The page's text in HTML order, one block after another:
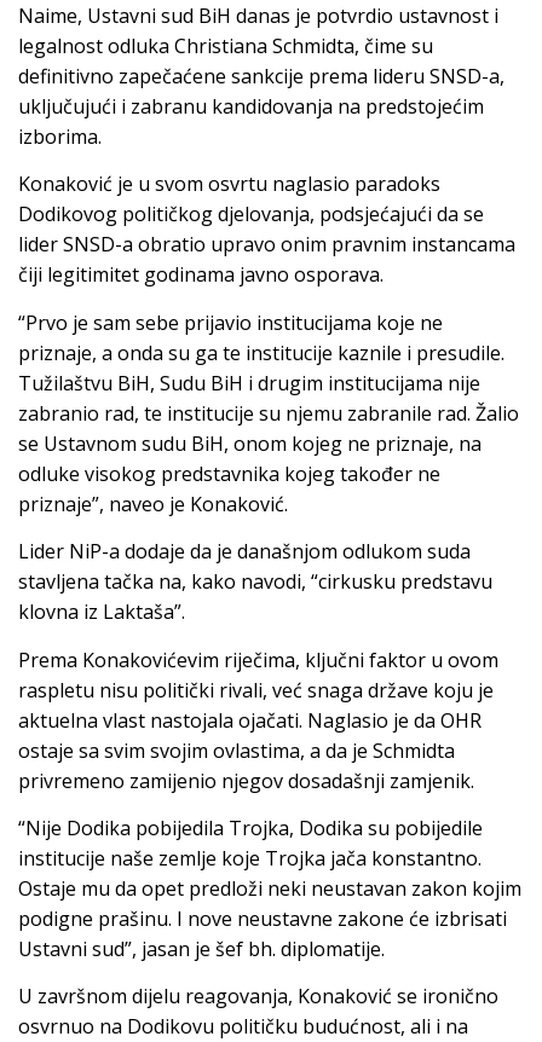
Naime, Ustavni sud BiH danas je potvrdio ustavnost i
legalnost odluka Christiana Schmidta, čime su
definitivno zapečaćene sankcije prema lideru SNSD-a,
uključujući i zabranu kandidovanja na predstojećim
izborima.
Konaković je u svom osvrtu naglasio paradoks
Dodikovog političkog djelovanja, podsjećajući da se
lider SNSD-a obratio upravo onim pravnim instancama
čiji legitimitet godinama javno osporava.
“Prvo je sam sebe prijavio institucijama koje ne
priznaje, a onda su ga te institucije kaznile i presudile.
Tužilaštvu BiH, Sudu BiH i drugim institucijama nije
zabranio rad, te institucije su njemu zabranile rad. Žalio
se Ustavnom sudu BiH, onom kojeg ne priznaje, na
odluke visokog predstavnika kojeg također ne
priznaje”, naveo je Konaković.
Lider NiP-a dodaje da je današnjom odlukom suda
stavljena tačka na, kako navodi, “cirkusku predstavu
klovna iz Laktaša”.
Prema Konakovićevim riječima, ključni faktor u ovom
raspletu nisu politički rivali, već snaga države koju je
aktuelna vlast nastojala ojačati. Naglasio je da OHR
ostaje sa svim svojim ovlastima, a da je Schmidta
privremeno zamijenio njegov dosadašnji zamjenik.
“Nije Dodika pobijedila Trojka, Dodika su pobijedile
institucije naše zemlje koje Trojka jača konstantno.
Ostaje mu da opet predloži neki neustavan zakon kojim
podigne prašinu. I nove neustavne zakone će izbrisati
Ustavni sud”, jasan je šef bh. diplomatije.
U završnom dijelu reagovanja, Konaković se ironično
osvrnuo na Dodikovu političku budućnost, ali i na